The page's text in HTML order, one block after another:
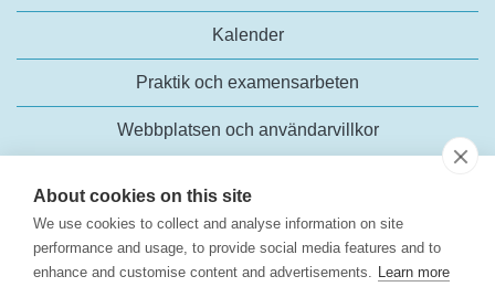
About cookies on this site
We use cookies to collect and analyse information on site
performance and usage, to provide social media features and to
enhance and customise content and advertisements. Learn more
Kalender
Praktik och examensarbeten
Webbplatsen och användarvillkor